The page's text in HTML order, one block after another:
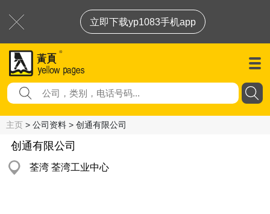
立即下载yp1083手机app
主页 > 公司资料 > 创通有限公司
创通有限公司
荃湾 荃湾工业中心